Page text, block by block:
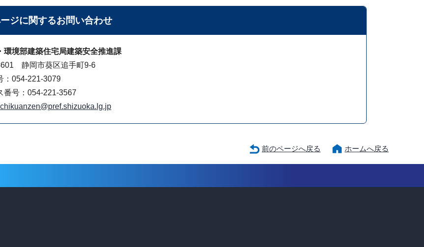
ジに関するお問い合わせ
環境部建築住宅局建築安全推進課
静岡市葵区追手町9-6
：054-221-3079
番号：054-221-3567
前のページへ戻る ホームへ戻る